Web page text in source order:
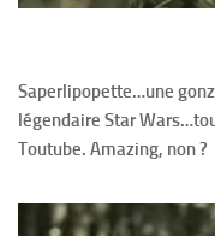
Saperlipopette…une
légendaire Star
Toutube. Amazing, non ?